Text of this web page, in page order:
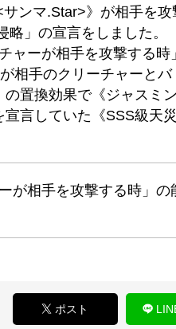
ンマ.Star>》が相手を攻
」の宣言をしました。
ャーが相手を攻撃する時
相手のクリーチャーとバ
置換効果で《ジャスミン
言していた《SSS級天
が相手を攻撃する時」の
ポスト